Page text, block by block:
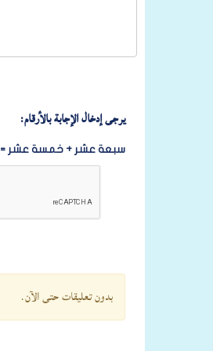
يرجى إدخال الإجابة بالأرقام:
سبعة عشر + خمسة عشر =
بدون تعليقات حتى الآن.